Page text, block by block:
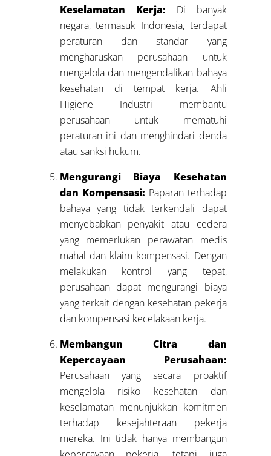
Keselamatan Kerja: Di banyak
negara, termasuk Indonesia, terdapat
peraturan dan standar yang
mengharuskan perusahaan untuk
mengelola dan mengendalikan bahaya
kesehatan di tempat kerja. Ahli
Higiene Industri membantu
perusahaan untuk mematuhi
peraturan ini dan menghindari denda
atau sanksi hukum.
Mengurangi Biaya Kesehatan
dan Kompensasi: Paparan terhadap
bahaya yang tidak terkendali dapat
menyebabkan penyakit atau cedera
yang memerlukan perawatan medis
mahal dan klaim kompensasi. Dengan
melakukan kontrol yang tepat,
perusahaan dapat mengurangi biaya
yang terkait dengan kesehatan pekerja
dan kompensasi kecelakaan kerja.
Membangun Citra dan
Kepercayaan Perusahaan:
Perusahaan yang secara proaktif
mengelola risiko kesehatan dan
keselamatan menunjukkan komitmen
terhadap kesejahteraan pekerja
mereka. Ini tidak hanya membangun